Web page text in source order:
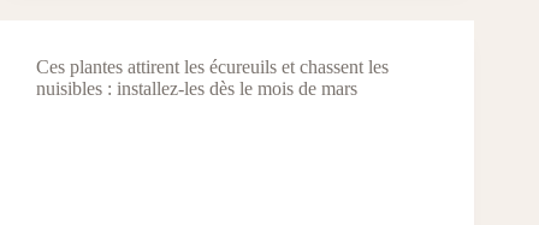
Ces plantes attirent les écureuils et chassent les
nuisibles : installez-les dès le mois de mars